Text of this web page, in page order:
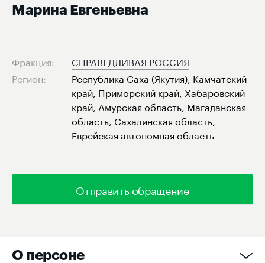
Марина Евгеньевна
Отправить обращение
Фракция:
СПРАВЕДЛИВАЯ РОССИЯ
Регион:
Республика Саха (Якутия), Камчатский
край, Приморский край, Хабаровский
край, Амурская область, Магаданская
область, Сахалинская область,
Еврейская автономная область
О персоне